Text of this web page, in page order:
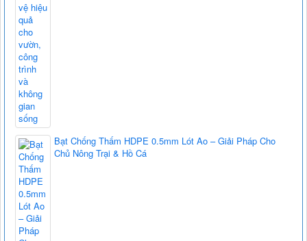
Bạt Chống Thấm HDPE 0.5mm Lót Ao – Giải Pháp Cho
Chủ Nông Trại & Hồ Cá